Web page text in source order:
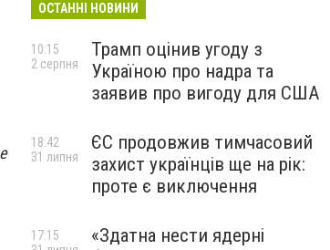
ОСТАННІ НОВИНИ
Трамп оцінив угоду з
Україною про надра та
заявив про вигоду для США
10:15
2 серпня
ЄС продовжив тимчасовий
захист українців ще на рік:
проте є виключення
18:42
31 липня
«Здатна нести ядерні
17:15